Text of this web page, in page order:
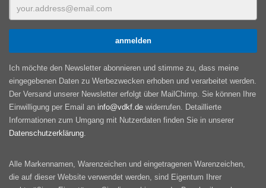
Ich möchte den Newsletter abonnieren und stimme zu, dass meine
eingegebenen Daten zu Werbezwecken erhoben und verarbeitet werden.
Der Versand unserer Newsletter erfolgt über MailChimp. Sie können Ihre
Einwilligung per Email an info@vdkf.de widerrufen. Detaillierte
Informationen zum Umgang mit Nutzerdaten finden Sie in unserer
Datenschutzerklärung
Alle Markennamen, Warenzeichen und eingetragenen Warenzeichen,
die auf dieser Website verwendet werden, sind Eigentum Ihrer